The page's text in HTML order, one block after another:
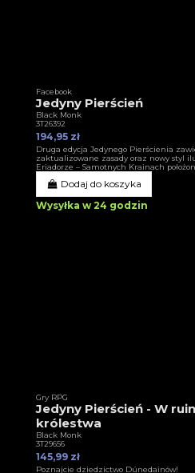
Facebook
Jedyny Pierścień
Black Monk
3T26392
194,95 zł
Druga edycja Jedynego Pierścienia
zaktualizowane zasady oraz nowy styl
Eriadorze – Samotnych Krainach
Dodaj do koszyka
Wysyłka w 24 godzin
Gry RPG
Jedyny Pierścień - W
królestwa
Black Monk
3T29656
145,99 zł
Poznajcie dziedzictwo Dúnedainów!